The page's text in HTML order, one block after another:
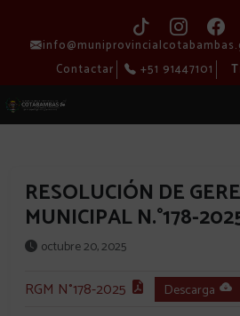
Contactar
+51 91447101
RESOLUCIÓN DE
MUNICIPAL N.°178-
octubre 20, 2025
RGM N°178-2025 Descarga